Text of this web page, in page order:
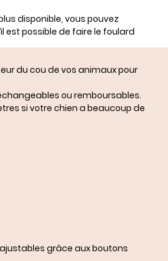
disponible, vous pouvez
est possible de faire le foulard
du cou de vos animaux pour
ou remboursables.
si votre chien a beaucoup de
grâce aux boutons